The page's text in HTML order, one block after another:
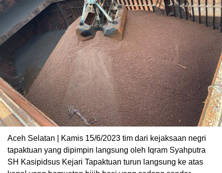
Aceh Selatan | Kamis 15/6/2023 tim dari kejaksaan negri
tapaktuan yang dipimpin langsung oleh Iqram Syahputra
SH Kasipidsus Kejari Tapaktuan turun langsung ke atas